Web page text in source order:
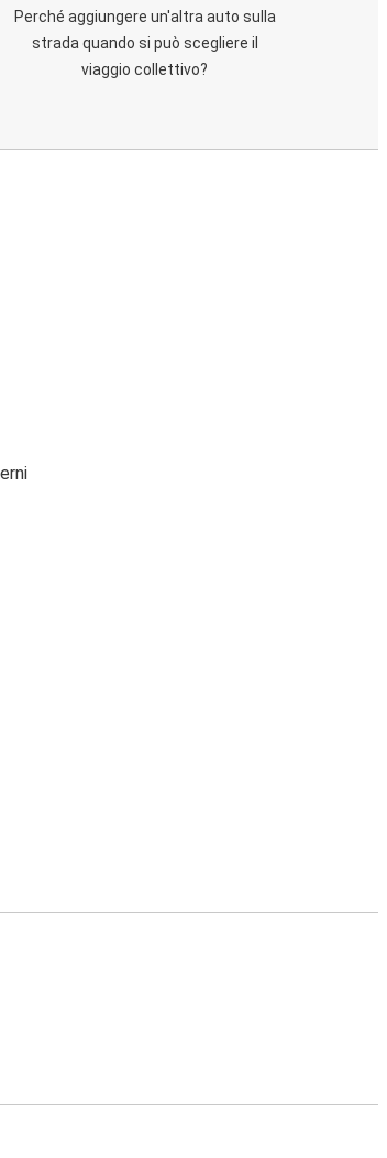
Perché aggiungere un'altra auto sulla
strada quando si può scegliere il
viaggio collettivo?